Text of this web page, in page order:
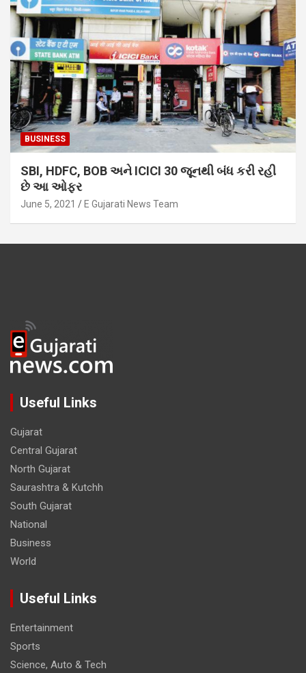
BUSINESS
SBI, HDFC, BOB અને ICICI 30 જૂનથી બંધ કરી રહી
છે આ ઓફર
June 5, 2021 E Gujarati News Team
Useful Links
Gujarat
Central Gujarat
North Gujarat
Saurashtra & Kutchh
South Gujarat
National
Business
World
Useful Links
Entertainment
Sports
Science, Auto & Tech